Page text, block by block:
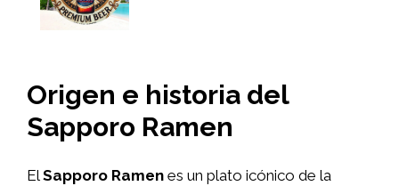
Origen e historia del
Sapporo Ramen
ElSapporo Ramen es un plato icónico de la